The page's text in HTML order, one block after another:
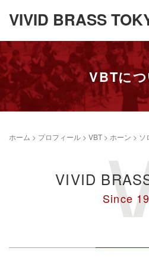
VIVID BRASS
VBTに
ホーム > プロフィール > VBT > ホーン > ソ
VIVID
Since